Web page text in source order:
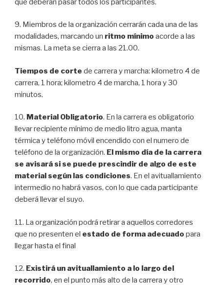
9. Miembros de la organización cerrarán cada una de las
modalidades, marcando un ritmo mínimo acorde a las
mismas. La meta se cierra a las 21.00.
Tiempos de corte de carrera y marcha: kilometro 4 de
carrera, 1 hora; kilometro 4 de marcha, 1 hora y 30
minutos.
10. Material Obligatorio. En la carrera es obligatorio
llevar recipiente mínimo de medio litro agua, manta
térmica y teléfono móvil encendido con el numero de
teléfono de la organización. El mismo día de la carrera
se avisará si se puede prescindir de algo de este
material según las condiciones. En el avituallamiento
intermedio no habrá vasos, con lo que cada participante
deberá llevar el suyo.
11. La organización podrá retirar a aquellos corredores
que no presenten el estado de forma adecuado para
llegar hasta el final
12. Existirá un avituallamiento a lo largo del
recorrido, en el punto más alto de la carrera y otro